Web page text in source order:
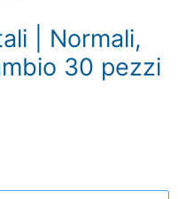
| Normali,
30 pezzi